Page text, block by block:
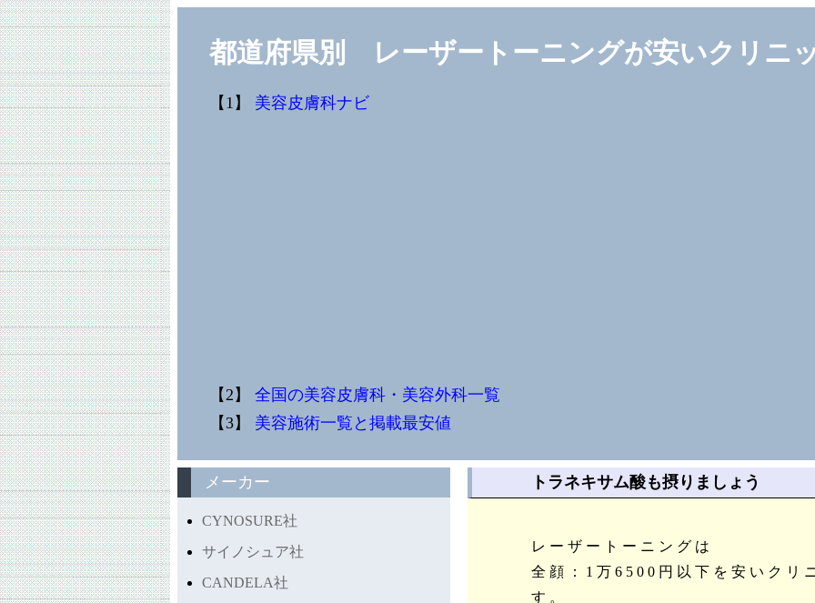
都道府県別 レーザートーニングが安いクリニ
【1】 美容皮膚科ナビ
【2】 全国の美容皮膚科・美容外科一覧
【3】 美容施術一覧と掲載最安値
トラネキサム酸も摂りましょう
レーザートーニングは
全顔：1万6500円以下を安いクリ
す。
メーカー
CYNOSURE社
サイノシュア社
CANDELA社